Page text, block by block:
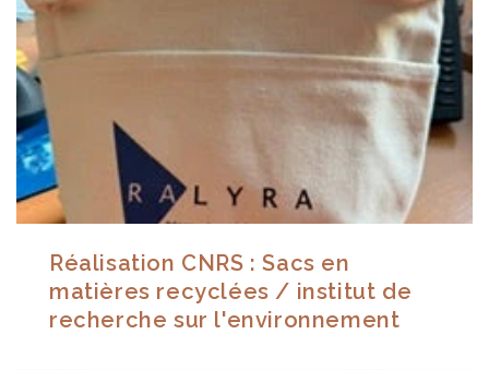
Réalisation CNRS : Sacs en
matières recyclées / institut de
recherche sur l'environnement